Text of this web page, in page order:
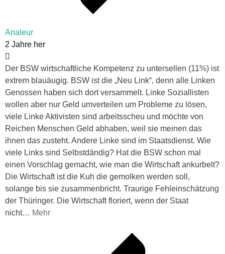
Analeur
2 Jahre her
Der BSW wirtschaftliche Kompetenz zu untersellen (11%) ist
extrem blauäugig. BSW ist die „Neu Link“, denn alle Linken
Genossen haben sich dort versammelt. Linke Soziallisten
wollen aber nur Geld umverteilen um Probleme zu lösen,
viele Linke Aktivisten sind arbeitsscheu und möchte von
Reichen Menschen Geld abhaben, weil sie meinen das
ihnen das zusteht. Andere Linke sind im Staatsdienst. Wie
viele Links sind Selbstdändig? Hat die BSW schon mal
einen Vorschlag gemacht, wie man die Wirtschaft ankurbelt?
Die Wirtschaft ist die Kuh die gemolken werden soll,
solange bis sie zusammenbricht. Traurige Fehleinschätzung
der Thüringer. Die Wirtschaft floriert, wenn der Staat
nicht… Mehr